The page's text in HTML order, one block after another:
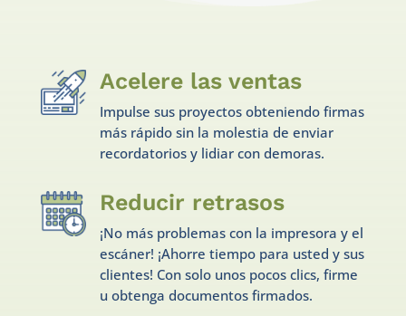
Acelere las ventas
Impulse sus proyectos obteniendo firmas
más rápido sin la molestia de enviar
recordatorios y lidiar con demoras.
Reducir retrasos
¡No más problemas con la impresora y el
escáner! ¡Ahorre tiempo para usted y sus
clientes! Con solo unos pocos clics, firme
u obtenga documentos firmados.